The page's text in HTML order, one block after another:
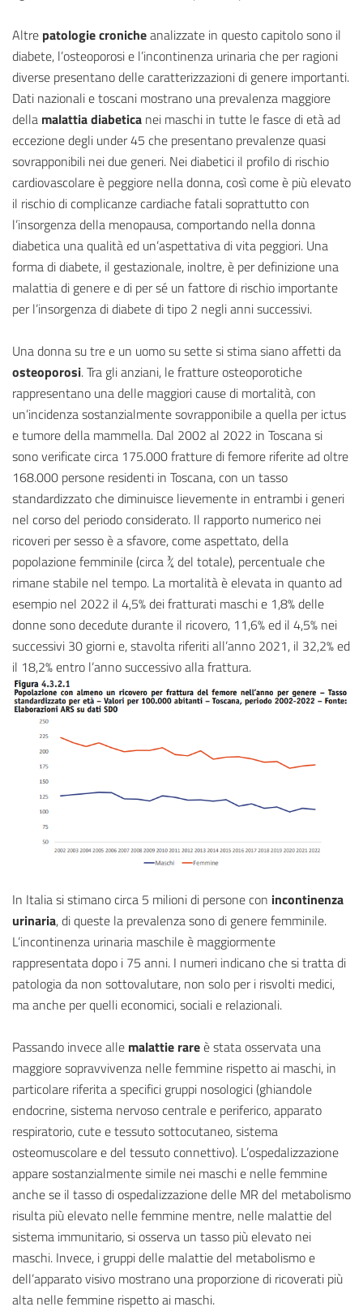
Altre patologie cronicheanalizzate in questo capitolo sono il
diabete, l’osteoporosi e l’incontinenza urinaria che per ragioni
diverse presentano delle caratterizzazioni di genere importanti.
Dati nazionali e toscani mostrano una prevalenza maggiore
della malattia diabetica nei maschi in tutte le fasce di età ad
eccezione degli under 45 che presentano prevalenze quasi
sovrapponibili nei due generi. Nei diabetici il profilo di rischio
cardiovascolare è peggiore nella donna, così come è più elevato
il rischio di complicanze cardiache fatali soprattutto con
l’insorgenza della menopausa, comportando nella donna
diabetica una qualità ed un’aspettativa di vita peggiori. Una
forma di diabete, il gestazionale, inoltre, è per definizione una
malattia di genere e di per sé un fattore di rischio importante
per l’insorgenza di diabete di tipo 2 negli anni successivi.
Una donna su tre e un uomo su sette si stima siano affetti da
osteoporosi. Tra gli anziani, le fratture osteoporotiche
rappresentano una delle maggiori cause di mortalità, con
un’incidenza sostanzialmente sovrapponibile a quella per ictus
e tumore della mammella. Dal 2002 al 2022 in Toscana si
sono verificate circa 175.000 fratture di femore riferite ad oltre
168.000 persone residenti in Toscana, con un tasso
standardizzato che diminuisce lievemente in entrambi i generi
nel corso del periodo considerato. Il rapporto numerico nei
ricoveri per sesso è a sfavore, come aspettato, della
popolazione femminile (circa ¾ del totale), percentuale che
rimane stabile nel tempo. La mortalità è elevata in quanto ad
esempio nel 2022 il 4,5% dei fratturati maschi e 1,8% delle
donne sono decedute durante il ricovero, 11,6% ed il 4,5% nei
successivi 30 giorni e, stavolta riferiti all’anno 2021, il 32,2% ed
il 18,2% entro l’anno successivo alla frattura.
In Italia si stimano circa 5 milioni di persone con incontinenza
urinaria, di queste la prevalenza sono di genere femminile.
L’incontinenza urinaria maschile è maggiormente
rappresentata dopo i 75 anni. I numeri indicano che si tratta di
patologia da non sottovalutare, non solo per i risvolti medici,
ma anche per quelli economici, sociali e relazionali.
Passando invece alle malattie rareè stata osservata una
maggiore sopravvivenza nelle femmine rispetto ai maschi, in
particolare riferita a specifici gruppi nosologici (ghiandole
endocrine, sistema nervoso centrale e periferico, apparato
respiratorio, cute e tessuto sottocutaneo, sistema
osteomuscolare e del tessuto connettivo). L’ospedalizzazione
appare sostanzialmente simile nei maschi e nelle femmine
anche se il tasso di ospedalizzazione delle MR del metabolismo
risulta più elevato nelle femmine mentre, nelle malattie del
sistema immunitario, si osserva un tasso più elevato nei
maschi. Invece, i gruppi delle malattie del metabolismo e
dell’apparato visivo mostrano una proporzione di ricoverati più
alta nelle femmine rispetto ai maschi.